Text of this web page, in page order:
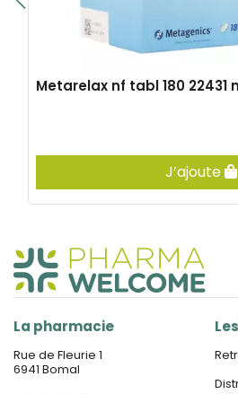
Metarelax nf tabl 180 22431
J’ajoute
La pharmacie
Rue de Fleurie 1
6941 Bomal